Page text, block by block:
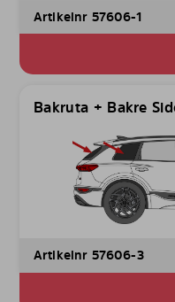
Artikelnr 57606-1
Bakruta + Bakre
Artikelnr 57606-3